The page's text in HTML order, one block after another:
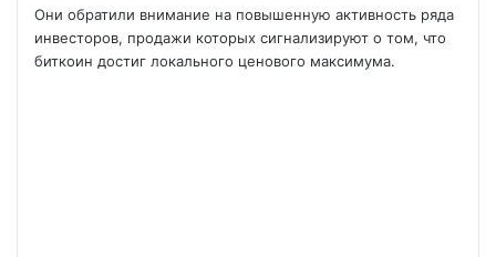
Они обратили внимание на повышенную активность ряда
инвесторов, продажи которых сигнализируют о том, что
биткоин достиг локального ценового максимума.